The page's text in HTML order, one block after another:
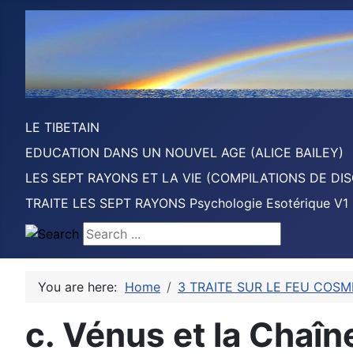
LE TIBETAIN
EDUCATION DANS UN NOUVEL AGE (ALICE BAILEY)
LES SEPT RAYONS ET LA VIE (COMPILATIONS DE
TRAITE LES SEPT RAYONS Psychologie Esotérique V1
Search ...
You are here: Home 3 TRAITE SUR LE FEU
c. Vénus et la